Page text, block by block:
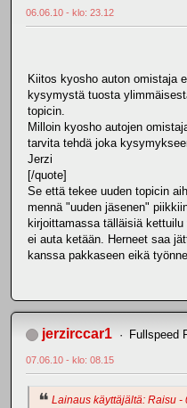
06.06.10 - klo: 23.12
Kiitos kyosho auton omistaja
kysymystä tuosta
topicin.
Milloin kyosho autojen
tarvita tehdä joka
Jerzi
[/quote]
Se että tekee uuden topicin
mennä "uuden jäsenen"
kirjoittamassa tälläisiä
ei auta ketään. Herneet saa
kanssa pakkaseen eikä
jerzirccar1 Fullspeed
07.06.10 - klo: 08.15
Lainaus käyttäjältä: Raisu -